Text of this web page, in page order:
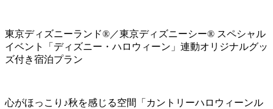
東京ディズニーランド®／東京ディズニーシー® スペシャル
イベント「ディズニー・ハロウィーン」連動オリジナルグッ
ズ付き宿泊プラン
心がほっこり♪秋を感じる空間「カントリーハロウィーンル